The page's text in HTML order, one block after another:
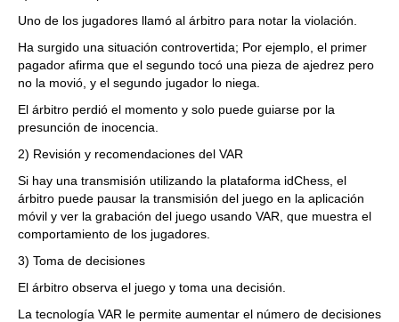
Uno de los jugadores llamó al árbitro para notar la violación.
Ha surgido una situación controvertida; Por ejemplo, el primer
pagador afirma que el segundo tocó una pieza de ajedrez pero
no la movió, y el segundo jugador lo niega.
El árbitro perdió el momento y solo puede guiarse por la
presunción de inocencia.
2) Revisión y recomendaciones del VAR
Si hay una transmisión utilizando la plataforma idChess, el
árbitro puede pausar la transmisión del juego en la aplicación
móvil y ver la grabación del juego usando VAR, que muestra el
comportamiento de los jugadores.
3) Toma de decisiones
El árbitro observa el juego y toma una decisión.
La tecnología VAR le permite aumentar el número de decisiones